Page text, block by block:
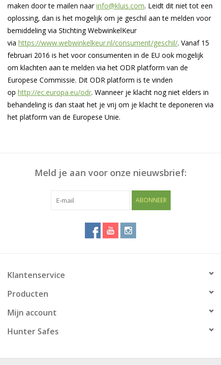
maken door te mailen naarinfo@kluis.com. Leidt dit niet tot een
oplossing, dan is het mogelijk om je geschil aan te melden voor
bemiddeling via Stichting WebwinkelKeur
via https://www.webwinkelkeur.nl/consument/geschil/. Vanaf 15
februari 2016 is het voor consumenten in de EU ook mogelijk
om klachten aan te melden via het ODR platform van de
Europese Commissie. Dit ODR platform is te vinden
op http://ec.europa.eu/odr. Wanneer je klacht nog niet elders in
behandeling is dan staat het je vrij om je klacht te deponeren via
het platform van de Europese Unie.
Meld je aan voor onze nieuwsbrief:
ABONNEER
Klantenservice
Producten
Mijn account
Hunter Safes